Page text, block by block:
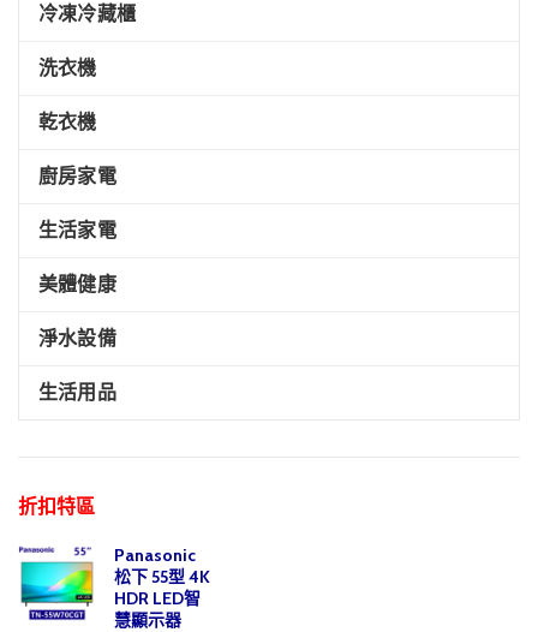
冷凍冷藏櫃
洗衣機
乾衣機
廚房家電
生活家電
美體健康
淨水設備
生活用品
折扣特區
Panasonic
松下 55型 4K
HDR LED智
慧顯示器